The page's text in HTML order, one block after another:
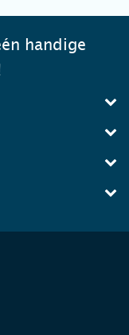
handige